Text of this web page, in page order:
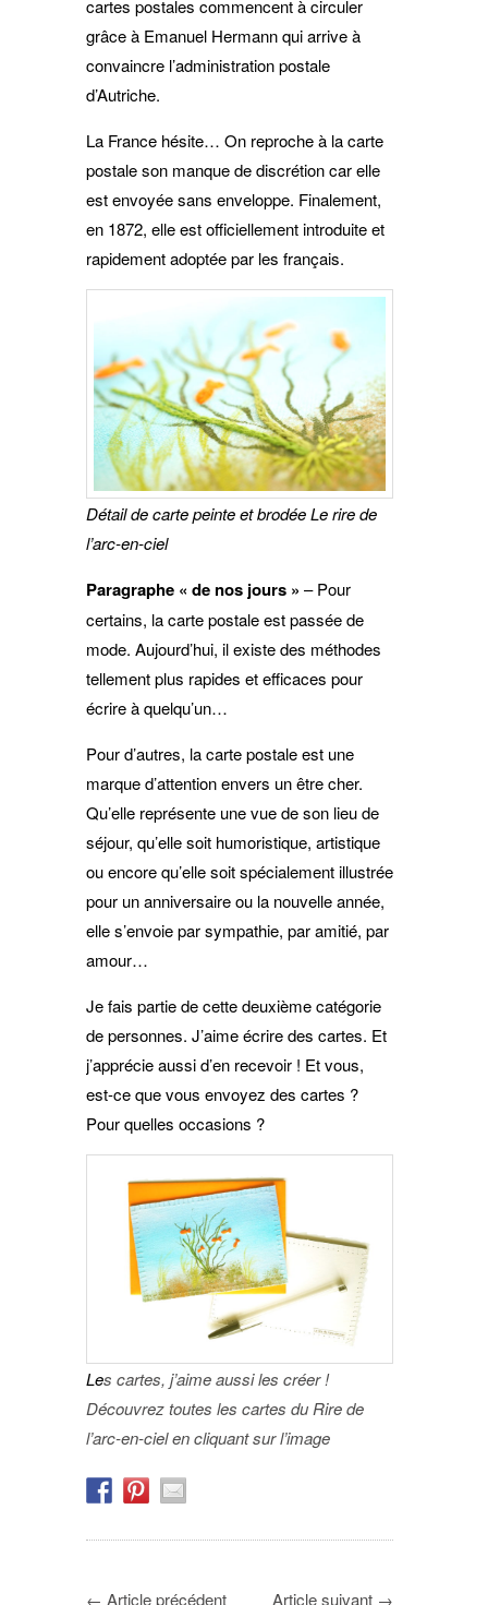
cartes postales commencent à circuler
grâce à Emanuel Hermann qui arrive à
convaincre l’administration postale
d’Autriche.
La France hésite… On reproche à la carte
postale son manque de discrétion car elle
est envoyée sans enveloppe. Finalement,
en 1872, elle est officiellement introduite et
rapidement adoptée par les français.
Détail de carte peinte et brodée Le rire de
l’arc-en-ciel
Paragraphe « de nos jours » – Pour
certains, la carte postale est passée de
mode. Aujourd’hui, il existe des méthodes
tellement plus rapides et efficaces pour
écrire à quelqu’un…
Pour d’autres, la carte postale est une
marque d’attention envers un être cher.
Qu’elle représente une vue de son lieu de
séjour, qu’elle soit humoristique, artistique
ou encore qu’elle soit spécialement illustrée
pour un anniversaire ou la nouvelle année,
elle s’envoie par sympathie, par amitié, par
amour…
Je fais partie de cette deuxième catégorie
de personnes. J’aime écrire des cartes. Et
j’apprécie aussi d’en recevoir ! Et vous,
est-ce que vous envoyez des cartes ?
Pour quelles occasions ?
Les cartes, j’aime aussi les créer !
Découvrez toutes les cartes du Rire de
l’arc-en-ciel en cliquant sur l’image
← Article précédent Article suivant →